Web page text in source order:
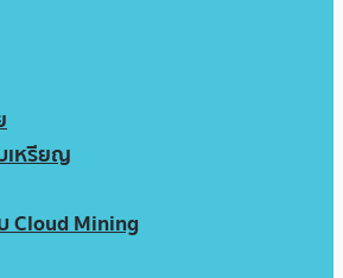
เหรียญ
Cloud Mining